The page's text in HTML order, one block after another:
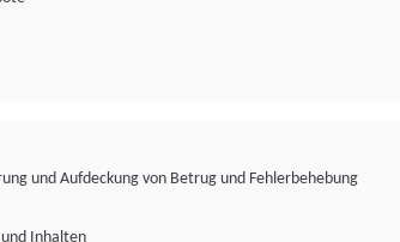
und Aufdeckung von Betrug und Fehlerbehebung
Inhalten